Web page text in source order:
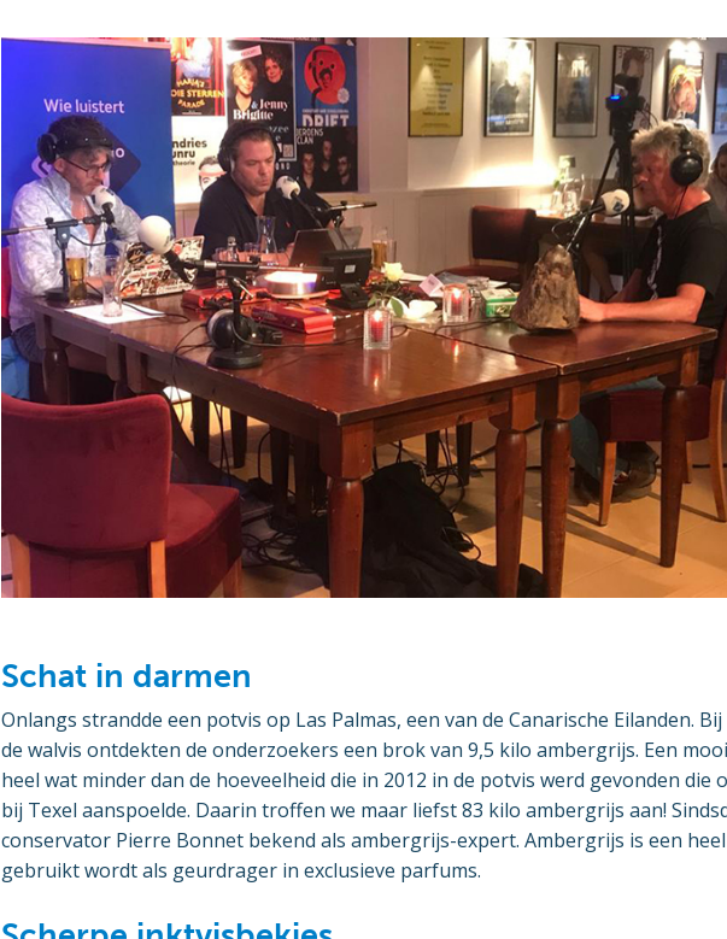
Schat in darmen
Onlangs strandde een potvis op Las Palmas, een van de Canarische Eilanden.
de walvis ontdekten de onderzoekers een brok van 9,5 kilo ambergrijs. Een
heel wat minder dan de hoeveelheid die in 2012 in de potvis werd gevonden die
bij Texel aanspoelde. Daarin troffen we maar liefst 83 kilo ambergrijs aan!
conservator Pierre Bonnet bekend als ambergrijs-expert. Ambergrijs is een
gebruikt wordt als geurdrager in exclusieve parfums.